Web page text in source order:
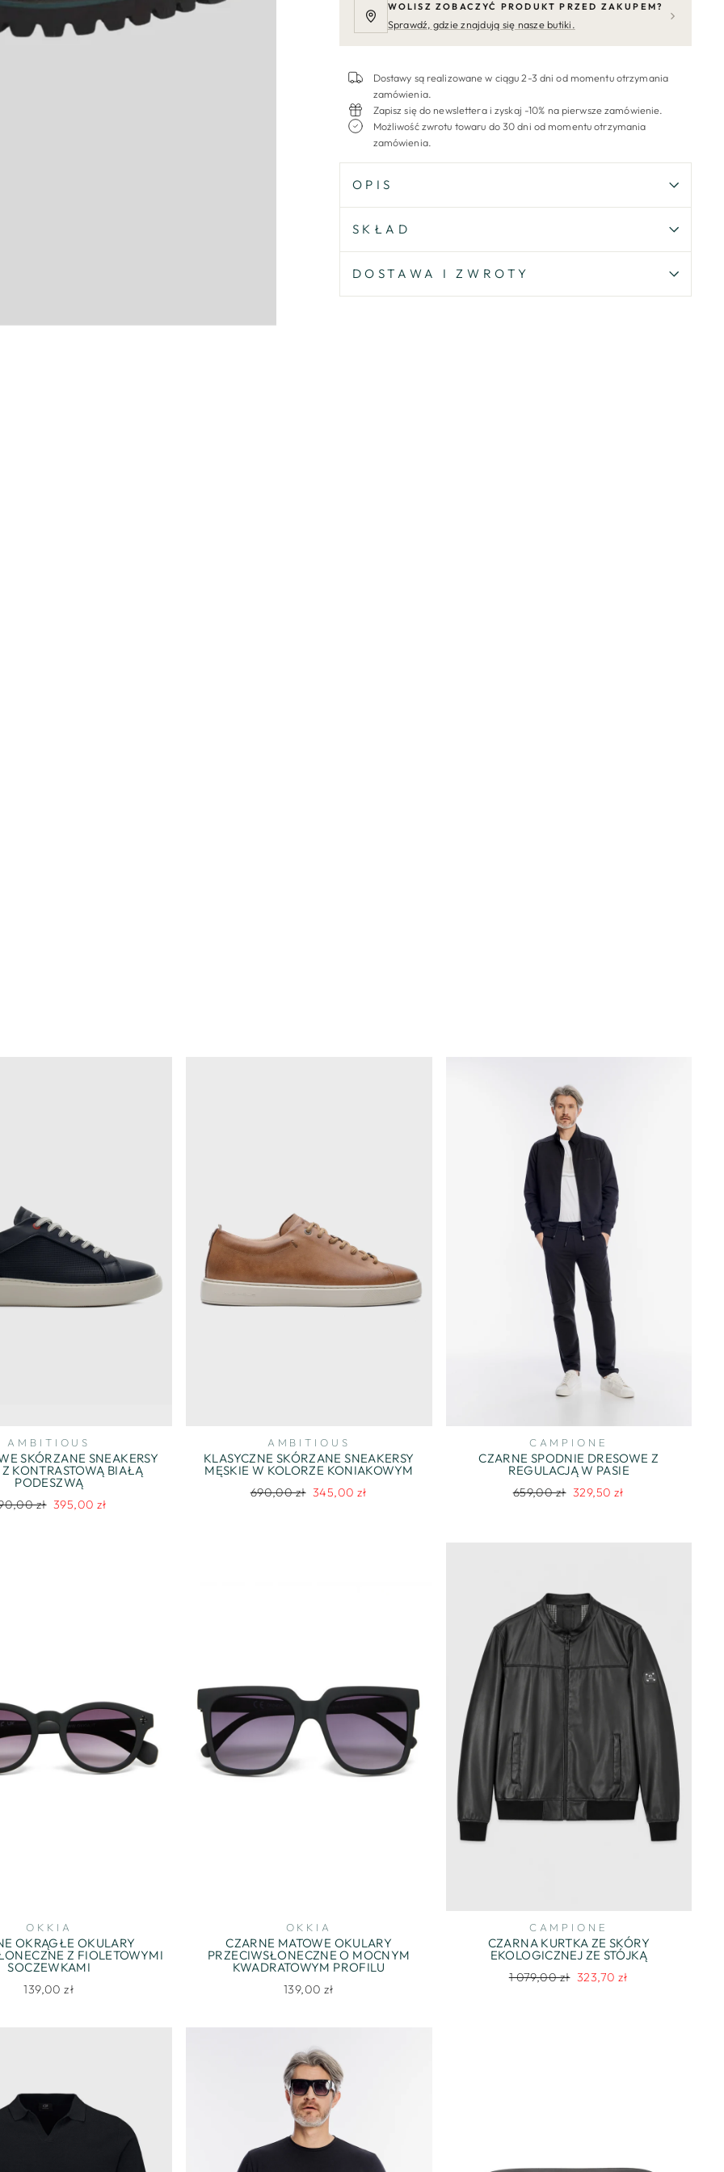
WOLISZ ZOBACZYĆ PRODUKT PRZED ZAKUPEM?
Sprawdź, gdzie znajdują się nasze butiki.
Dostawy są realizowane w ciągu 2-3 dni od momentu otrzymania
zamówienia.
Zapisz się do newslettera i zyskaj -10% na pierwsze zamówienie.
Możliwość zwrotu towaru do 30 dni od momentu otrzymania
zamówienia.
OPIS
SKŁAD
DOSTAWA I ZWROTY
AMBITIOUS
SKÓRZANE SNEAKERSY
KONTRASTOWĄ BIAŁĄ
PODESZWĄ
zł Cena
395,00 zł
AMBITIOUS
KLASYCZNE SKÓRZANE SNEAKERSY
MĘSKIE W KOLORZE KONIAKOWYM
Regularna
690,00 zł Cena
345,00 zł
CAMPIONE
CZARNE SPODNIE DRESOWE Z
REGULACJĄ W PASIE
Regularna
659,00 zł Cena
329,50 zł
OKKIA
OKRĄGŁE OKULARY
Z FIOLETOWYMI
SOCZEWKAMI
139,00 zł
OKKIA
CZARNE MATOWE OKULARY
PRZECIWSŁONECZNE O MOCNYM
KWADRATOWYM PROFILU
139,00 zł
CAMPIONE
CZARNA KURTKA ZE SKÓRY
EKOLOGICZNEJ ZE STÓJKĄ
Regularna
1 079,00 zł Cena
323,70 zł